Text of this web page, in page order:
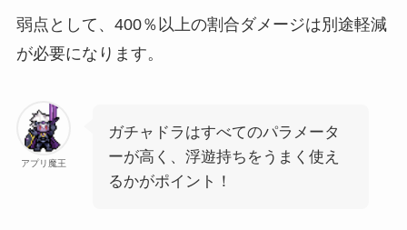
弱点として、400％以上の割合ダメージは別途軽減
が必要になります。
アプリ魔王
ガチャドラはすべてのパラメータ
ーが高く、浮遊持ちをうまく使え
るかがポイント！